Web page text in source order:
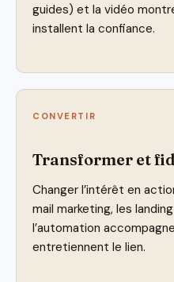
guides) et la vidéo
installent la confiance.
CONVERTIR
Transformer et
Changer l’intérêt en
mail marketing, les
l’automation
entretiennent le lien.